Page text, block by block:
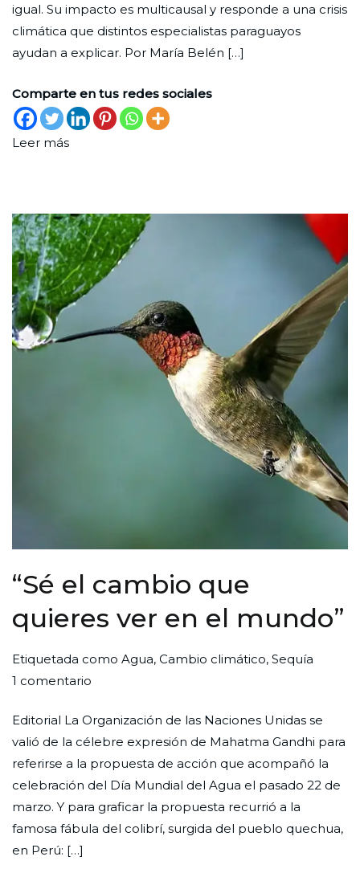
2023
igual. Su impacto es multicausal y responde a una crisis
climática que distintos especialistas paraguayos
ayudan a explicar. Por María Belén […]
Comparte en tus redes sociales
Leer más
“Sé el cambio que
quieres ver en el mundo”
Por
Redaccion
Nueva
Publicada
el
de
marzo
de
2023
Publicada
en
Etiquetada como Agua, Cambio climático, Sequía
1 comentario
el
cambio
que
quieres
ver
en
Editorial La Organización de las Naciones Unidas se
valió de la célebre expresión de Mahatma Gandhi para
referirse a la propuesta de acción que acompañó la
celebración del Día Mundial del Agua el pasado 22 de
marzo. Y para graficar la propuesta recurrió a la
famosa fábula del colibrí, surgida del pueblo quechua,
en Perú: […]